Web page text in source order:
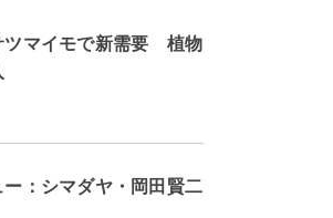
ツマイモで新需要 植物
ー：シマダヤ・岡田賢二